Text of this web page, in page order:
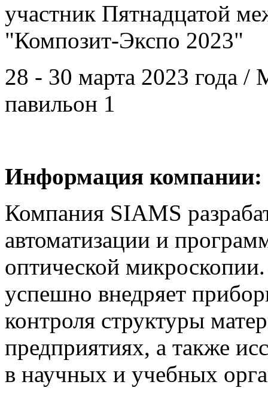
участник Пятнадцатой
"Композит-Экспо 2023"
28 - 30 марта 2023 года
павильон 1
Информация компании:
Компания SIAMS
автоматизации и
оптической
успешно внедряет
контроля структуры
предприятиях, а также
в научных и учебных